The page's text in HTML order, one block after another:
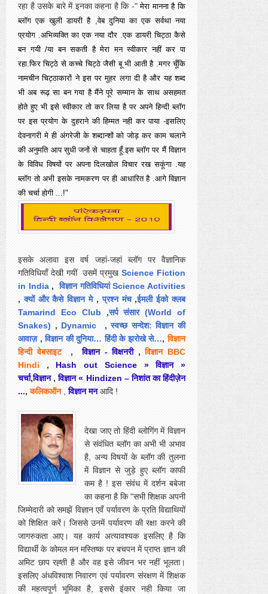
रहा है उसके बारे में इनका कहना है कि -"मेरा मानना है कि
ब्लॉग एक खुली डायरी है ,वेब दुनिया का एक सर्वथा नया
प्रयोग .अभिव्यक्ति का एक नया दौर .एक डायरी चिट्ठा कैसे
बन गयी /या बन सकती है मेरा मन स्वीकार नहीं कर पा
रहा.फिर चिट्ठे से कच्चे चिट्ठे जैसी बू भी आती है .मगर चूँकि
नामचीन चिट्ठाकारों ने इस पर मुहर लगा दी है और यह शब्द
भी अब रूढ़ सा बन गया है मैंने पूरे सम्मान के साथ असहमत
होते हुए भी इसे स्वीकार तो कर लिया है पर अपने हिन्दी ब्लॉग
पर इस प्रयोग के दुहराने की हिम्मत नही कर पाया -इसलिए
देवनागरी मे ही अंगरेजी के शब्दान्शों को जोड़ कर काम चलाने
की अनुमति आप सुधी जनों से चाहता हूँ.इस ब्लॉग पर मैं विज्ञान
के विविध विषयों पर अपना दिलखोल विचार रख सकूंगा .यह
ब्लॉग तो अभी इसके नामकरण पर ही आधारित है .आगे विज्ञान
की चर्चा होगी ...!"
इसके अलावा इस वर्ष जहां-जहां ब्लॉग पर वैज्ञानिक
गतिविधियाँ देखी गयीं उसमें प्रमुख Science Fiction
in India ,विज्ञान गतिविधियां Science Activities
,क्यों और कैसे विज्ञान मे,प्रश्न मंच,ईमली ईको क्लब
Tamarind Eco Club ,सर्प संसार (World of
Snakes) ,Dynamic ,स्वच्छ सन्देश: विज्ञान की
आवाज़,विज्ञान की दुनिया… हिंदी के झरोखे से…,विज्ञान
हिन्दी वेबसाइट, विज्ञान - विक्षनरी,विज्ञान BBC
Hindi , Hash out Science » विज्ञान »
चर्चा,विज्ञान,विज्ञान « Hindizen – निशांत का हिंदीज़ेन
..., कलिकऑन,विज्ञान मन आदि !
देखा जाए तो हिंदी ब्लोगिंग में विज्ञान
से संवंधित ब्लॉग का अभी भी अभाव
है, अन्य विषयों के ब्लॉग की तुलना
में विज्ञान से जुड़े हुए ब्लॉग काफी
कम है ! इस संवंध में दर्शन बबेजा
का कहना है कि "सभी शिक्षक अपनी
जिम्मेदारी को समझें विज्ञान एवँ पर्यावरण के प्रति विद्याथियों
को शिक्षित करें। जिससे उनमें पर्यावरण की रक्षा करने की
जागरुकता आए। यह कार्य अत्यावश्यक इसलिए है कि
विद्यार्थी के कोमल मन मस्तिष्क पर बचपन में प्राप्त ज्ञान की
अमिट छाप रह्ती है और वह इसे जीवन भर नहीं भूलता।
इसलिए अंधविश्वाश निवारण एवं पर्यावरण संरक्षण में शिक्षक
की महत्वपूर्ण भूमिका है, इससे इंकार नही किया जा